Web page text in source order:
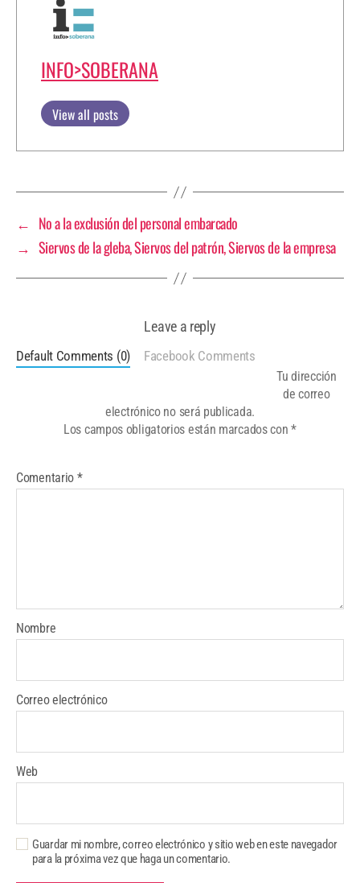
INFO>SOBERANA
View all posts
← No a la exclusión del personal embarcado
→ Siervos de la gleba, Siervos del patrón, Siervos de la empresa
Leave a reply
Default Comments (0) Facebook Comments
Tu dirección
de correo
electrónico no será publicada.
Los campos obligatorios están marcados con*
Comentario *
Nombre
Correo electrónico
Web
Guardar mi nombre, correo electrónico y sitio web en este navegador
para la próxima vez que haga un comentario.